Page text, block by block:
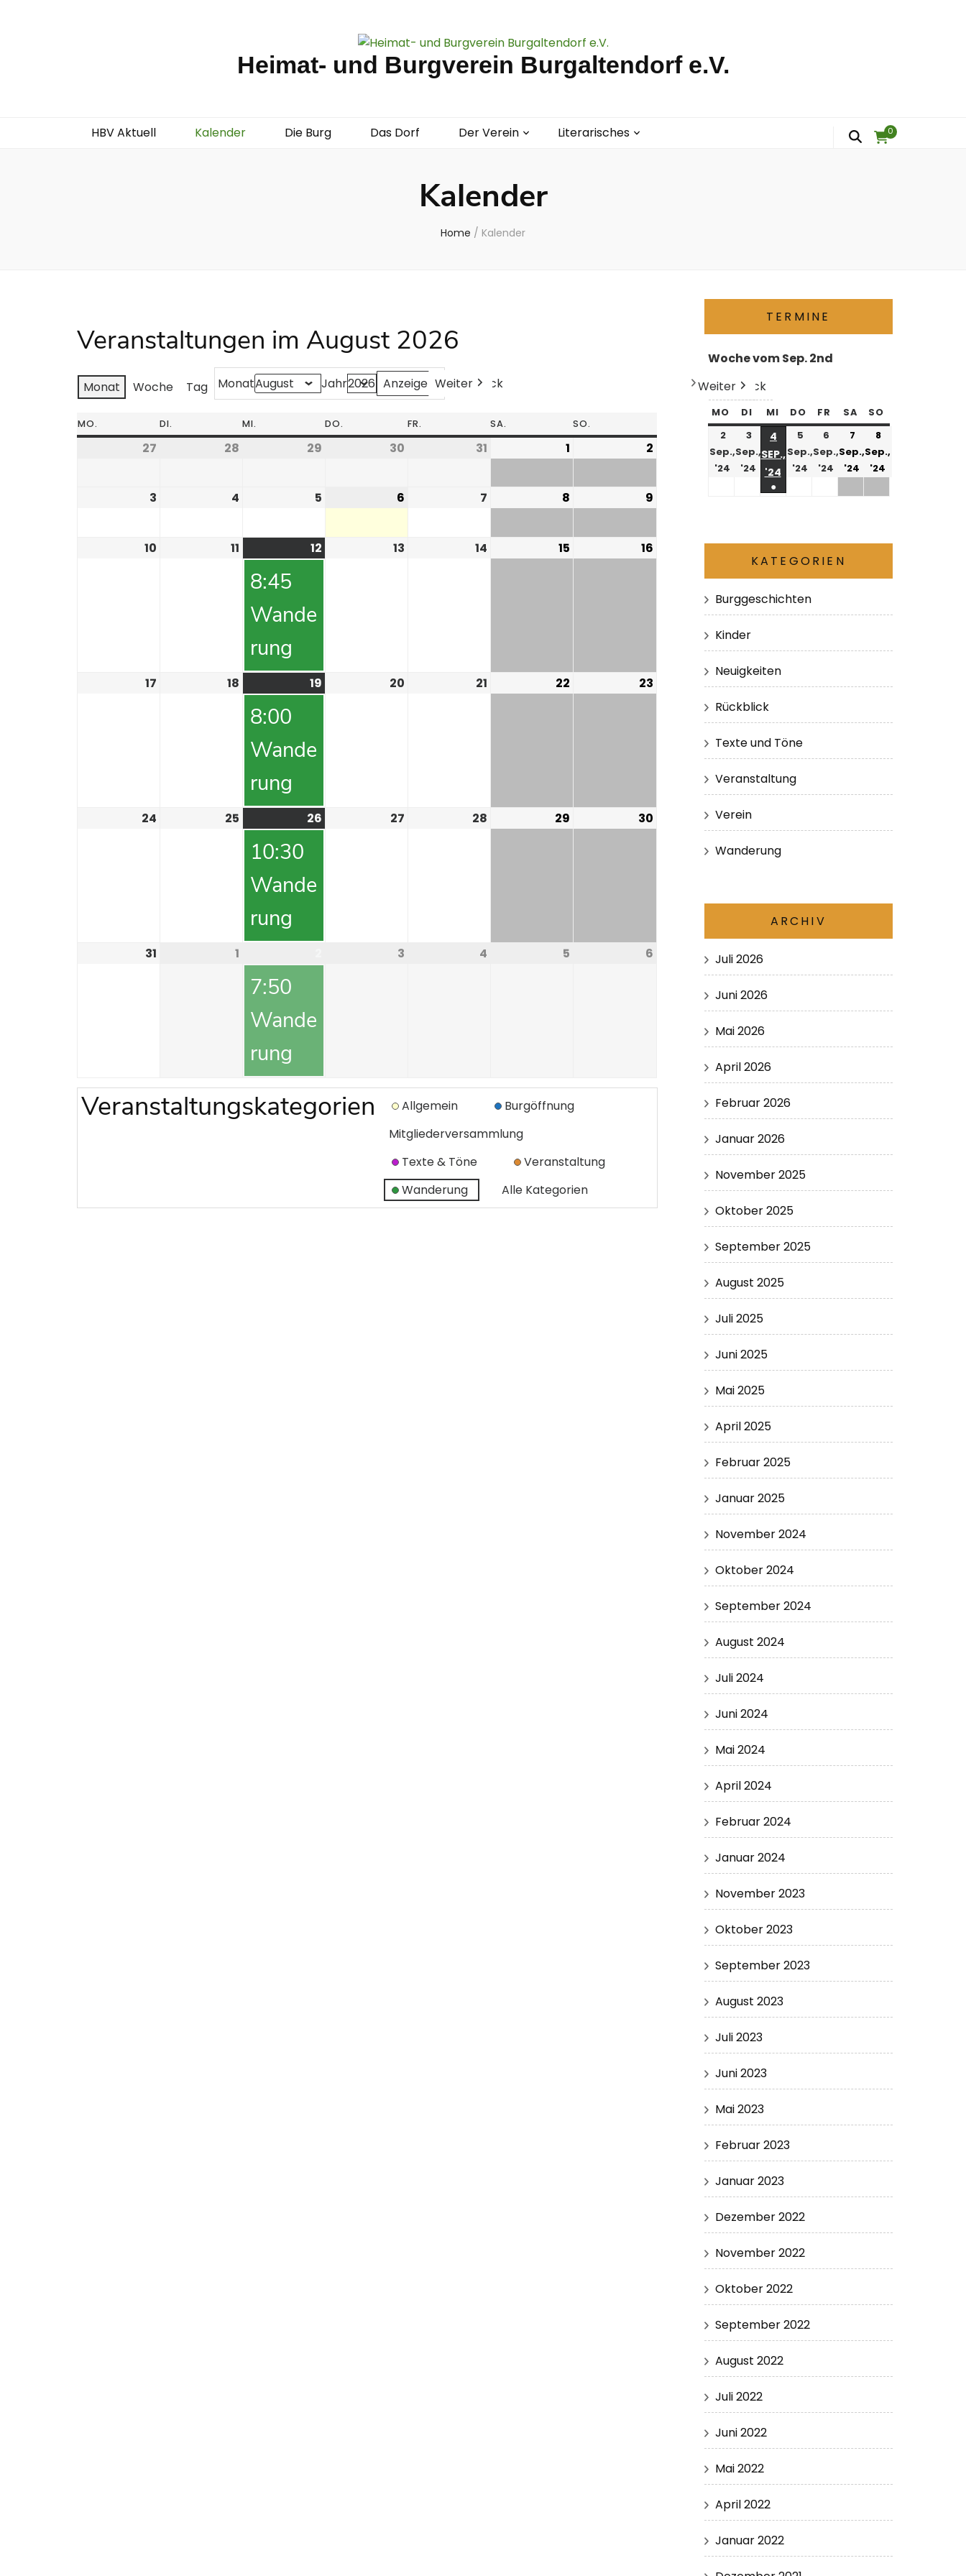
Heimat- und Burgverein Burgaltendorf e.V.
HBV Aktuell Kalender Die Burg Das Dorf Der Verein Literarisches 0
Kalender
Home / Kalender
Veranstaltungen im August 2026
Monat Woche Tag Monat Jahr Zurück
Heute
Weiter
MO. DI. MI. DO. FR. SA. SO.
27 28 29 30 31 1 2
3 4 5 6 7 8 9
10 11 12
8:45
Wande
rung
13 14 15 16
17 18 19
8:00
Wande
rung
20 21 22 23
24 25 26
10:30
Wande
rung
27 28 29 30
31 1
7:50
Wande
rung
3 4 5 6
Veranstaltungskategorien Allgemein
Burgöffnung
Mitgliederversammlung
Texte & Töne
Veranstaltung
Wanderung
Alle Kategorien
TERMINE
Woche vom Sep. 2nd
Zurück
Heute
Weiter
MO DI MI DO FR SA SO
2
Sep.,
'24
3
Sep.,
'24
4
SEP.,
'24
●
5
Sep.,
'24
6
Sep.,
'24
7
Sep.,
'24
8
Sep.,
'24
KATEGORIEN
Burggeschichten
Kinder
Neuigkeiten
Rückblick
Texte und Töne
Veranstaltung
Verein
Wanderung
ARCHIV
Juli 2026
Juni 2026
Mai 2026
April 2026
Februar 2026
Januar 2026
November 2025
Oktober 2025
September 2025
August 2025
Juli 2025
Juni 2025
Mai 2025
April 2025
Februar 2025
Januar 2025
November 2024
Oktober 2024
September 2024
August 2024
Juli 2024
Juni 2024
Mai 2024
April 2024
Februar 2024
Januar 2024
November 2023
Oktober 2023
September 2023
August 2023
Juli 2023
Juni 2023
Mai 2023
Februar 2023
Januar 2023
Dezember 2022
November 2022
Oktober 2022
September 2022
August 2022
Juli 2022
Juni 2022
Mai 2022
April 2022
Januar 2022